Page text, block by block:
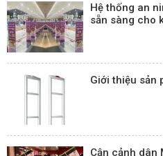
Hệ thống an
sẵn sàng cho
Giới thiệu sản
Cận cảnh dân